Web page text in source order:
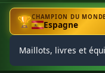
🏆CHAMPION DU
Espagne
Maillots, livres et